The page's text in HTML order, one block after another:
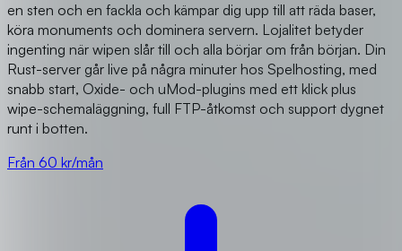
en sten och en fackla och kämpar dig upp till att räda baser,
köra monuments och dominera servern. Lojalitet betyder
ingenting när wipen slår till och alla börjar om från början. Din
Rust-server går live på några minuter hos Spelhosting, med
snabb start, Oxide- och uMod-plugins med ett klick plus
wipe-schemaläggning, full FTP-åtkomst och support dygnet
runt i botten.
Från 60 kr/mån